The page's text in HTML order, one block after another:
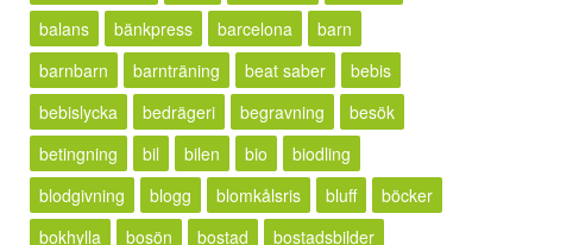
balans
bänkpress barcelona
barn
barnbarn
barnträning beat saber
bebis
bebislycka
bedrägeri begravning
besök
betingning
bil bilen bio
biodling
blodgivning
blogg blomkålsris bluff
böcker
bokhylla
bosön bostad
bostadsbilder